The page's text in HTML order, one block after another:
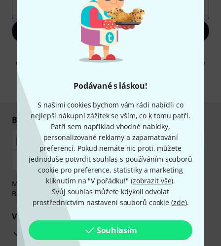
Podávané s láskou!
S našimi cookies bychom vám rádi nabídli co
nejlepší nákupní zážitek se vším, co k tomu patří.
Patří sem například vhodné nabídky,
personalizované reklamy a zapamatování
preferencí. Pokud nemáte nic proti, můžete
jednoduše potvrdit souhlas s používáním souborů
cookie pro preference, statistiky a marketing
kliknutím na "V pořádku!" (zobrazit vše).
Svůj souhlas můžete kdykoli odvolat
prostřednictvím nastavení souborů cookie (zde).
Souhlasím
Zaregistrujte se
Kliknutím na "Zaregistrujte se" souhlasíte s přijímáním e-mailových
reklam a měřením chování při používání e-mailů. Odhlášení je možné
* Požadováno
Bezpečný nákup i platba
Můžete bezpečně platit těmito metodami: Dobírka,
Bankovní převod, PayPal nebo Kreditní karta.
Vaše výhody
3letá záruka firmy Thomann